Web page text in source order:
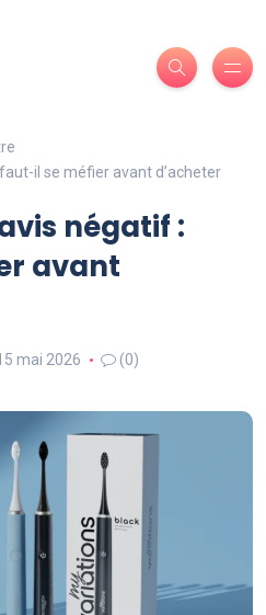
il se méfier avant d’acheter
négatif :
avant
mai 2026 (0)